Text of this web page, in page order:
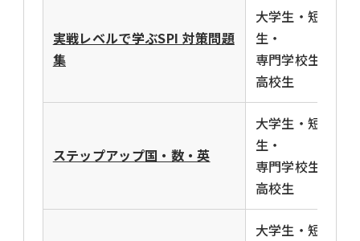
実戦レベルで学ぶSPI 対策問題
集
大学生・短大
生・
専門学校生・
高校生
ステップアップ国・数・英
大学生・短大
生・
専門学校生・
高校生
大学生・短大